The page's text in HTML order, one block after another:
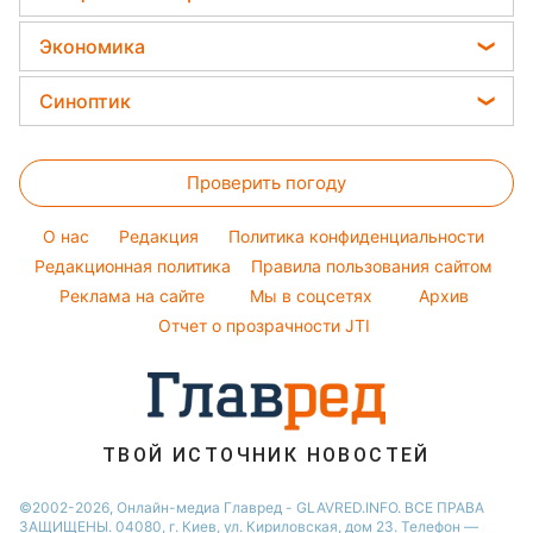
Новости Черкассы
Новости Житомира
Новости моды
Оптические иллюзии
София Ротару
Ольга Сумская
Филипп Киркоров
Елена Зеленская
Ани Лорак
Алла Пугачева
Максим Галкин
Настя Каменских
Салаты
Простые блюда
Легкие десерты
Праздничное меню
Все о сале
Уборка
Авто
Стирка
Комнатные растения
Экономика
Цены на продукты
Денежная помощь
Курс валют
Синоптик
Магнитные бури
Погода на сегодня
Погода на завтра
Пылевая буря
Проверить погоду
O нас Редакция
Политика конфиденциальности
Редакционная политика
Правила пользования сайтом
Реклама на сайте
Мы в соцсетях
Архив
Отчет о прозрачности JTI
ТВОЙ ИСТОЧНИК НОВОСТЕЙ
©2002-2026, Онлайн-медиа Главред - GLAVRED.INFO. ВСЕ ПРАВА
ЗАЩИЩЕНЫ. 04080, г. Киев, ул. Кириловская, дом 23. Телефон —